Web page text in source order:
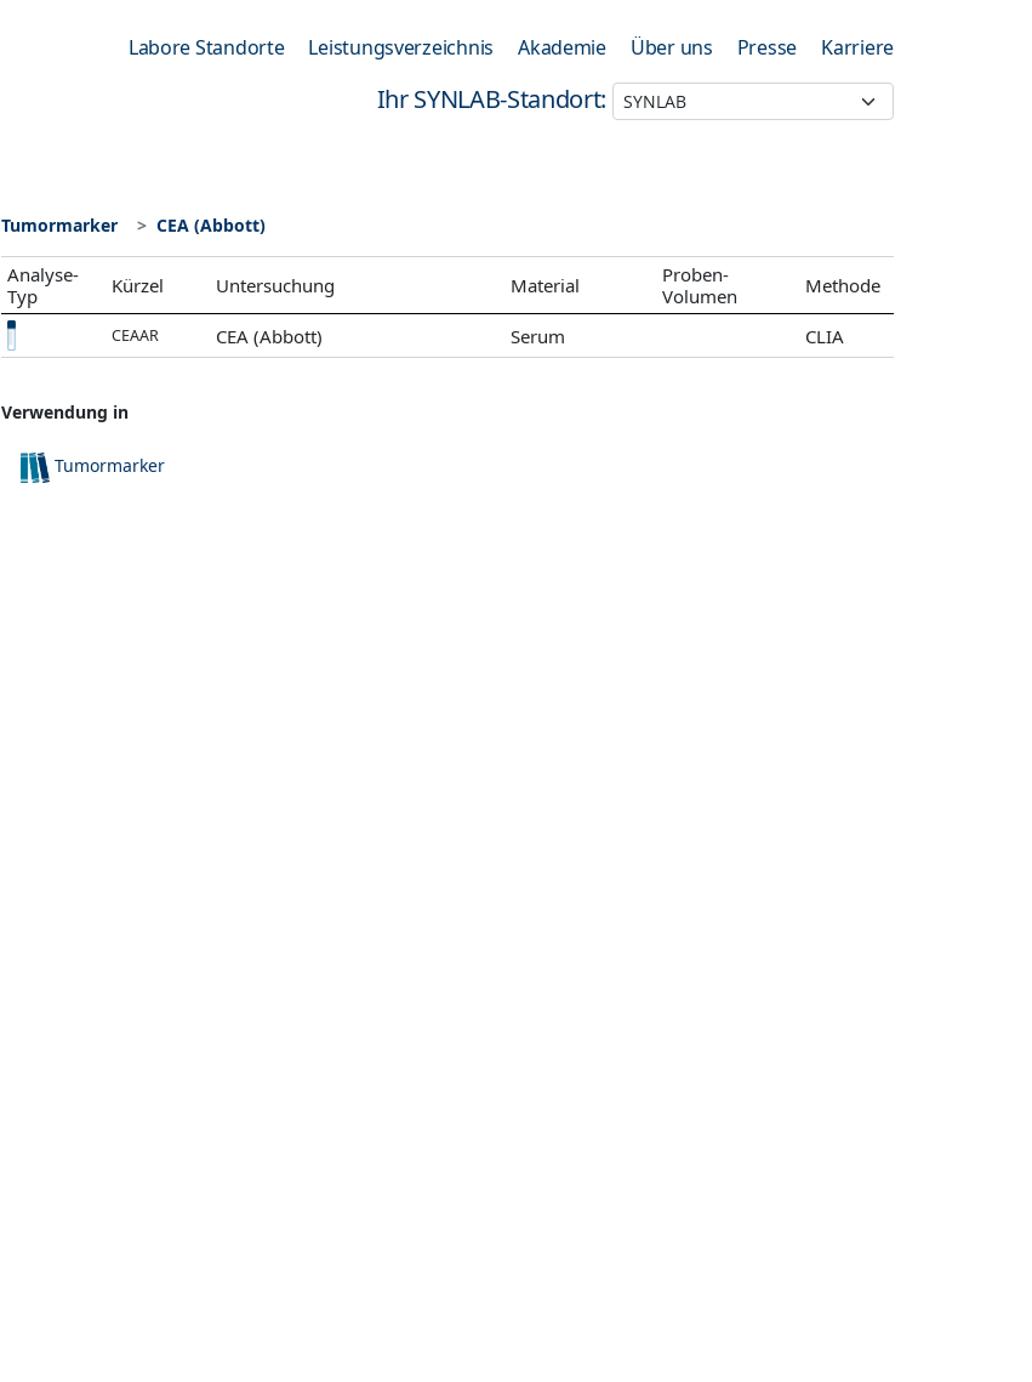
Labore Standorte Leistungsverzeichnis Akademie Über uns Presse Karriere
Ihr SYNLAB-Standort:
Tumormarker CEA (Abbott)
Analyse-
Typ
Kürzel Untersuchung Material
Proben-
Volumen
Methode
CEAAR CEA (Abbott) Serum CLIA
Verwendung in
Tumormarker